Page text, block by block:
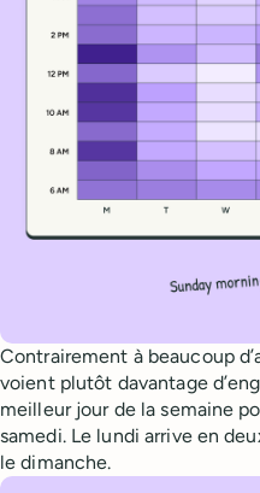
Contrairement à beaucoup
voient plutôt davantage
meilleur jour de la semaine
samedi. Le lundi arrive en
le dimanche.